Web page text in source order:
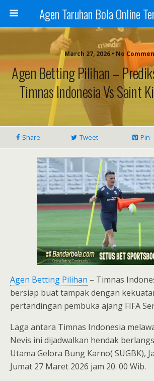
Agen Taruhan Bola Online
March 27, 2026 • No
Agen Betting Pilihan –
Timnas Indonesia Vs Saint
Share Tweet Pin
Agen Betting Pilihan – Timnas
bersiap buat tampak dengan
pertandingan pembuka ajang FIFA
Laga antara Timnas Indonesia
Nevis ini dijadwalkan hendak
Utama Gelora Bung Karno( SUGBK),
Jumat 27 Maret 2026 jam 20. 00 Wib.